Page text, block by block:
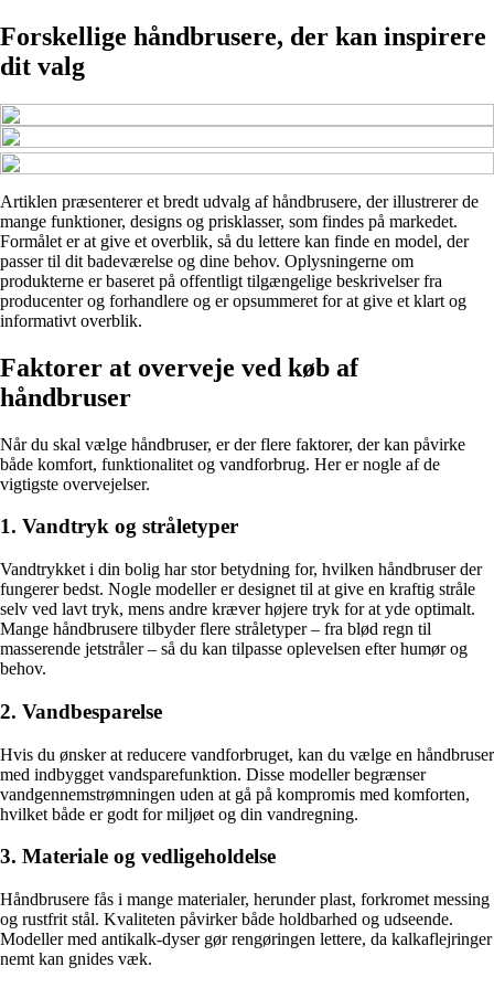
Forskellige håndbrusere, der kan inspirere
dit valg
Artiklen præsenterer et bredt udvalg af håndbrusere, der illustrerer de
mange funktioner, designs og prisklasser, som findes på markedet.
Formålet er at give et overblik, så du lettere kan finde en model, der
passer til dit badeværelse og dine behov. Oplysningerne om
produkterne er baseret på offentligt tilgængelige beskrivelser fra
producenter og forhandlere og er opsummeret for at give et klart og
informativt overblik.
Faktorer at overveje ved køb af
håndbruser
Når du skal vælge håndbruser, er der flere faktorer, der kan påvirke
både komfort, funktionalitet og vandforbrug. Her er nogle af de
vigtigste overvejelser.
1. Vandtryk og stråletyper
Vandtrykket i din bolig har stor betydning for, hvilken håndbruser der
fungerer bedst. Nogle modeller er designet til at give en kraftig stråle
selv ved lavt tryk, mens andre kræver højere tryk for at yde optimalt.
Mange håndbrusere tilbyder flere stråletyper – fra blød regn til
masserende jetstråler – så du kan tilpasse oplevelsen efter humør og
behov.
2. Vandbesparelse
Hvis du ønsker at reducere vandforbruget, kan du vælge en håndbruser
med indbygget vandsparefunktion. Disse modeller begrænser
vandgennemstrømningen uden at gå på kompromis med komforten,
hvilket både er godt for miljøet og din vandregning.
3. Materiale og vedligeholdelse
Håndbrusere fås i mange materialer, herunder plast, forkromet messing
og rustfrit stål. Kvaliteten påvirker både holdbarhed og udseende.
Modeller med antikalk-dyser gør rengøringen lettere, da kalkaflejringer
nemt kan gnides væk.